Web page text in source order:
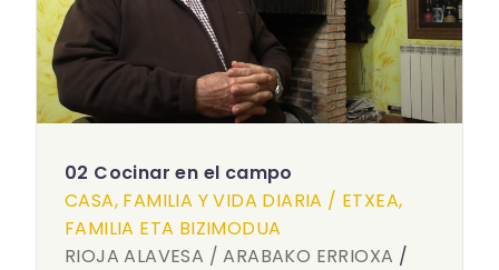
02 Cocinar en el campo
CASA, FAMILIA Y VIDA DIARIA / ETXEA,
FAMILIA ETA BIZIMODUA
RIOJA ALAVESA / ARABAKO ERRIOXA /